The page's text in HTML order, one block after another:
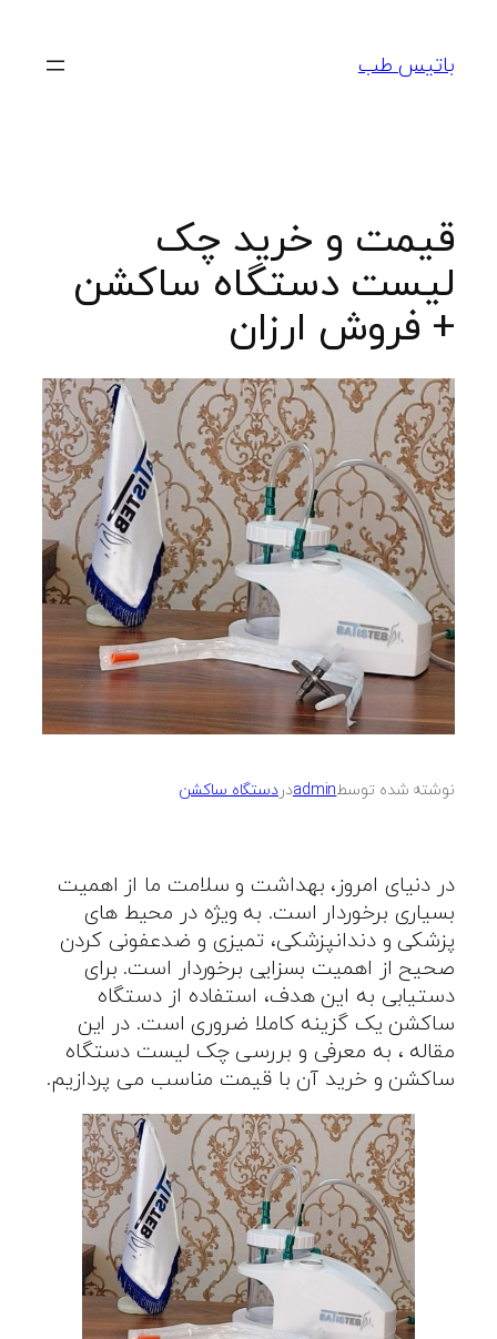
محتواباتیس طب
قیمت و خرید چک
لیست دستگاه ساکشن
+ فروش ارزان
نوشته شده توسطadminدر دستگاه ساکشن
در دنیای امروز، بهداشت و سلامت ما از اهمیت
بسیاری برخوردار است. به ویژه در محیط های
پزشکی و دندانپزشکی، تمیزی و ضدعفونی کردن
صحیح از اهمیت بسزایی برخوردار است. برای
دستیابی به این هدف، استفاده از دستگاه
ساکشن یک گزینه کاملا ضروری است. در این
مقاله ، به معرفی و بررسی چک لیست دستگاه
ساکشن و خرید آن با قیمت مناسب می پردازیم.